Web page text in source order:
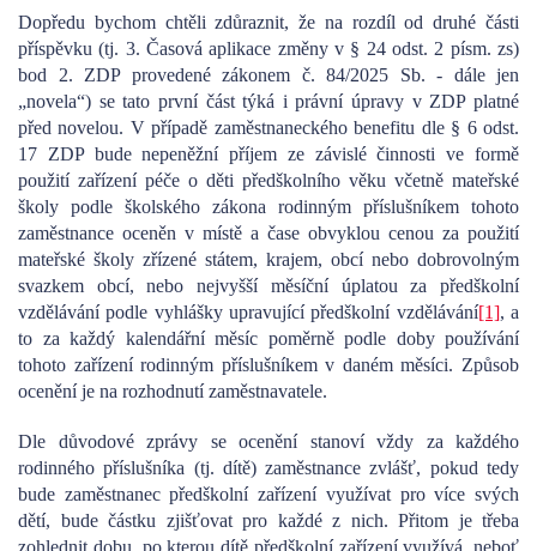
Dopředu bychom chtěli zdůraznit, že na rozdíl od druhé části
příspěvku (tj. 3. Časová aplikace změny v § 24 odst. 2 písm. zs)
bod 2. ZDP provedené zákonem č. 84/2025 Sb. - dále jen
„novela“) se tato první část týká i právní úpravy v ZDP platné
před novelou. V případě zaměstnaneckého benefitu dle § 6 odst.
17 ZDP bude nepeněžní příjem ze závislé činnosti ve formě
použití zařízení péče o děti předškolního věku včetně mateřské
školy podle školského zákona rodinným příslušníkem tohoto
zaměstnance oceněn v místě a čase obvyklou cenou za použití
mateřské školy zřízené státem, krajem, obcí nebo dobrovolným
svazkem obcí, nebo nejvyšší měsíční úplatou za předškolní
vzdělávání podle vyhlášky upravující předškolní vzdělávání[1], a
to za každý kalendářní měsíc poměrně podle doby používání
tohoto zařízení rodinným příslušníkem v daném měsíci. Způsob
ocenění je na rozhodnutí zaměstnavatele.
Dle důvodové zprávy se ocenění stanoví vždy za každého
rodinného příslušníka (tj. dítě) zaměstnance zvlášť, pokud tedy
bude zaměstnanec předškolní zařízení využívat pro více svých
dětí, bude částku zjišťovat pro každé z nich. Přitom je třeba
zohlednit dobu, po kterou dítě předškolní zařízení využívá, neboť